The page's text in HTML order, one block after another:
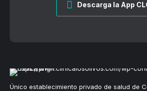
Descarga la App
Único establecimiento privado de salud de